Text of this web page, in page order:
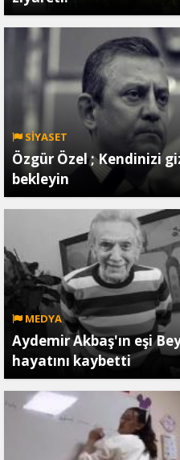
SİYASET
Özgür Özel ; Kendinizi
bekleyin
MEDYA
Aydemir Akbaş'ın eşi
hayatını kaybetti